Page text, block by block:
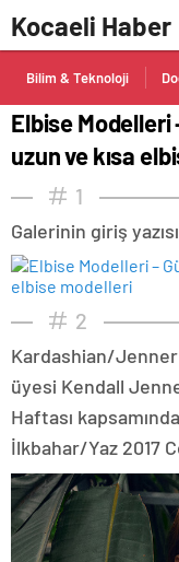
Kocaeli Haber
Bilim & Teknoloji
Elbise Modelleri
uzun ve kısa
1
Galerinin giriş
2
Kardashian/
üyesi Kendall
Haftası
İlkbahar/Yaz 2017